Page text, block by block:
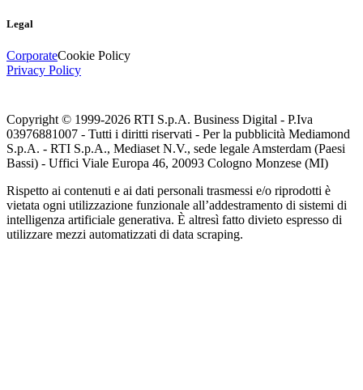
Legal
CorporateCookie Policy
Privacy Policy
Copyright © 1999-2026 RTI S.p.A. Business Digital - P.Iva
03976881007 - Tutti i diritti riservati - Per la pubblicità Mediamond
S.p.A. - RTI S.p.A., Mediaset N.V., sede legale Amsterdam (Paesi
Bassi) - Uffici Viale Europa 46, 20093 Cologno Monzese (MI)
Rispetto ai contenuti e ai dati personali trasmessi e/o riprodotti è
vietata ogni utilizzazione funzionale all’addestramento di sistemi di
intelligenza artificiale generativa. È altresì fatto divieto espresso di
utilizzare mezzi automatizzati di data scraping.